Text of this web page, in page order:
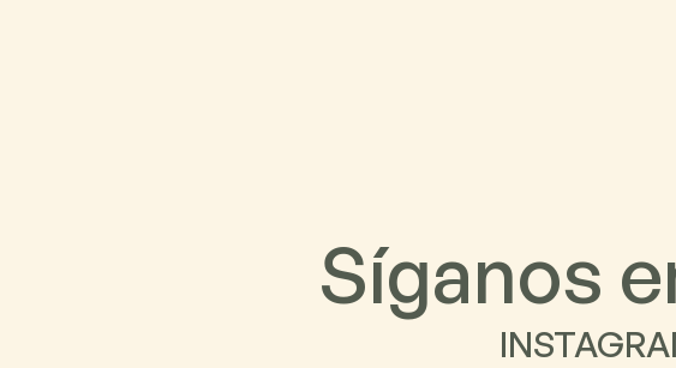
Síganos e